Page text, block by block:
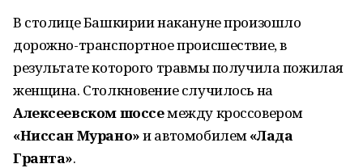
В столице Башкирии накануне произошло
дорожно-транспортное происшествие, в
результате которого травмы получила пожилая
женщина. Столкновение случилось на
Алексеевском шоссемежду кроссовером
«Ниссан Мурано»и автомобилем«Лада
Гранта».